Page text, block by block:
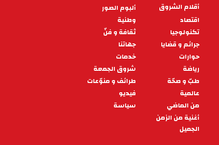
PIED
DE
PAGE
أقلام الشروق
ألبوم الصور
اقتصاد
وطنية
تكنولوجيا
ثقافة و فنّ
جرائم و قضايا
جهاتنا
حوارات
خدمات
رياضة
شروق الجمعة
طبّ و صحّة
طرائف و منوّعات
عالمية
فيديو
من الماضي
سياسة
أغنية من الزمن
الجميل